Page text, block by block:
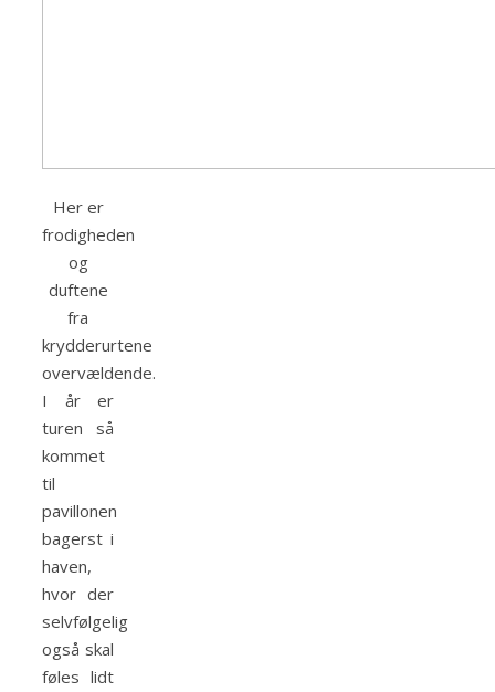
Her er
frodigheden
og
duftene
fra
krydderurtene
overvældende.
I år er
turen så
kommet
til
pavillonen
bagerst i
haven,
hvor der
selvfølgelig
også skal
føles lidt